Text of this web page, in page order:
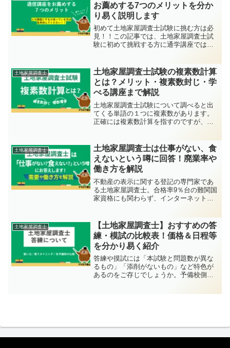
お薦めする7つのメリットを分か
り易く説明します
初めて土地家屋調査士試験に挑む方は必
見！！この記事では、土地家屋調査士試
験に初めて挑戦する方に通学講座ではな
座よりも通信講座の方がメリットが大き
いのをご存じでしょうか？...
土地家屋調査士
土地家屋調査士試験の複素数計算
とは？メリット・複素数封じ・学
べる講座まで解説
土地家屋調査士試験について調べると出
てくる単語の１つに複素数があります。
正確には複素数計算を指すのですが、複
素数計算の詳細は学習を開始すれば徐々
に理解はできますので、本...
土地家屋調査士
土地家屋調査士は仕事がない、食
えないという噂に回答！廃業率や
働き方を解説
不動産の表示に関する登記の専門家であ
る土地家屋調査士。合格率9％台の難関国
家資格にも関わらず、インターネット上
それらについて回答します。
土地家屋調査士
【土地家屋調査士】おすすめの答
練・模試の比較表！価格＆日程等
を分かり易く紹介
答練や摸試には「本試験と問題数が異な
るもの」「添削がないもの」など特色が
あるのをご存じでしょうか。予備校側に